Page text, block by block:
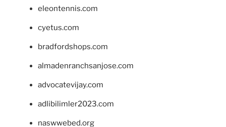
eleontennis.com
cyetus.com
bradfordshops.com
almadenranchsanjose.com
advocatevijay.com
adlibilimler2023.com
naswwebed.org